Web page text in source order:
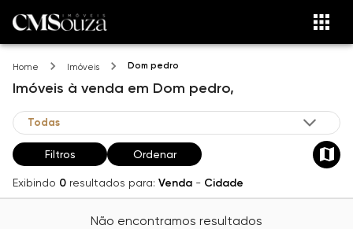
Home Imóveis Dom pedro
Imóveis à venda em Dom pedro,
Filtros Ordenar
Exibindo 0 resultados para: Venda - Cidade
Não encontramos resultados